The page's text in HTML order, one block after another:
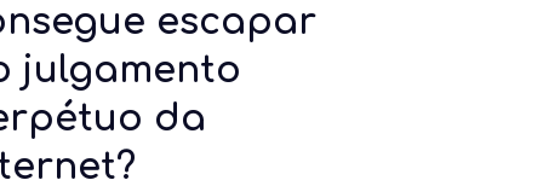
escapar
julgamento
da